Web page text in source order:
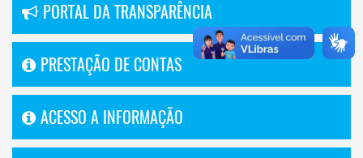
PORTAL DA TRANSPARÊNCIA
PRESTAÇÃO DE CONTAS
ACESSO A INFORMAÇÃO